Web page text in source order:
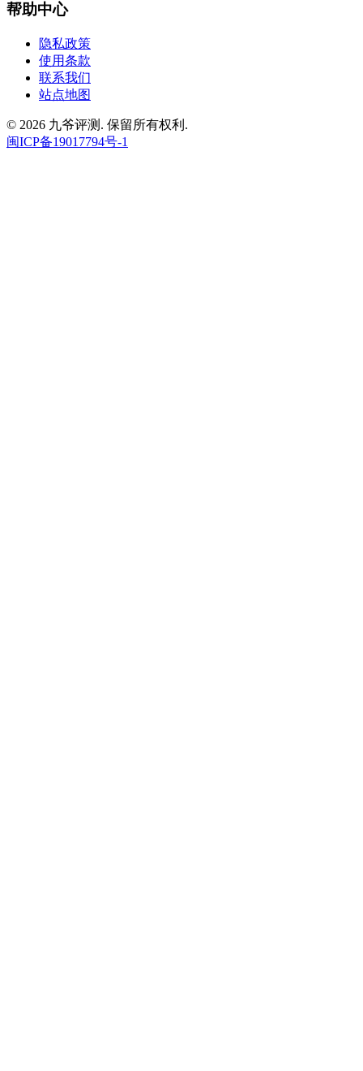
帮助中心
隐私政策
使用条款
联系我们
站点地图
© 2026 九爷评测. 保留所有权利.
闽ICP备19017794号-1